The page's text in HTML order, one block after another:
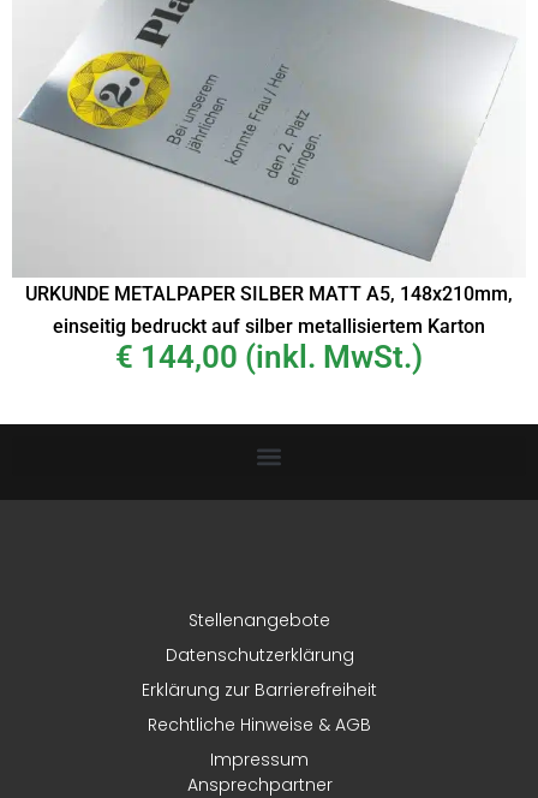
URKUNDE METALPAPER SILBER MATT A5, 148x210mm,
einseitig bedruckt auf silber metallisiertem Karton
€ 144,00 (inkl. MwSt.)
Stellenangebote
Datenschutzerklärung
Erklärung zur Barrierefreiheit
Rechtliche Hinweise & AGB
Impressum
Ansprechpartner